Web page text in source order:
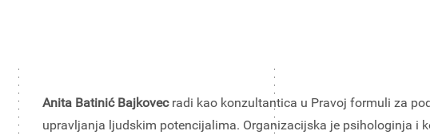
Anita Batinić Bajkovec radi kao konzultantica u Pravoj formuli za
upravljanja ljudskim potencijalima. Organizacijska je psihologinja i